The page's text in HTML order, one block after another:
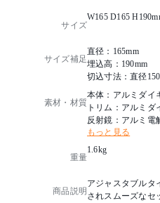
サイズ
W165 D165
サイズ補足
直径：165mm
埋込高：190mm
切込寸法：直径
素材・材質
本体：アルミダイ
トリム：アルミ
反射鏡：アルミ電
もっと見る
重量
1.6kg
商品説明
アジャスタブルタ
されスムーズなセ